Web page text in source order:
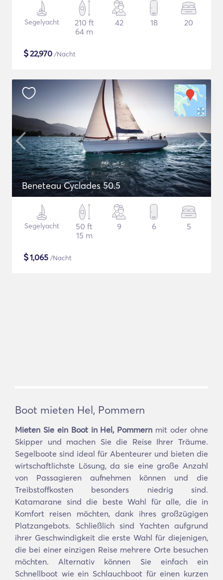
Segelyacht
210 ft
64 m
42 18 20
$22,970 /Nacht
Beneteau Cyclades 50.5
Segelyacht
50 ft
15 m
9 6 5
$1,065 /Nacht
Boot mieten Hel, Pommern
Mieten Sie ein Boot in Hel, Pommern mit oder ohne
Skipper und machen Sie die Reise Ihrer Träume.
Segelboote sind ideal für Abenteurer und bieten die
wirtschaftlichste Lösung, da sie eine große Anzahl
von Passagieren aufnehmen können und die
Treibstoffkosten besonders niedrig sind.
Katamarane sind die beste Wahl für alle, die in
Komfort reisen möchten, dank ihres großzügigen
Platzangebots. Schließlich sind Yachten aufgrund
ihrer Geschwindigkeit die erste Wahl für diejenigen,
die bei einer einzigen Reise mehrere Orte besuchen
möchten. Alternativ können Sie einfach ein
Schnellboot wie ein Schlauchboot für einen kurzen